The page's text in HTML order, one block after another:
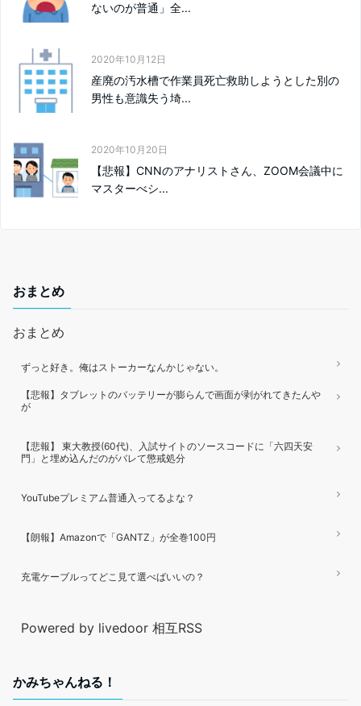
ないのが普通」全...
2020年10月12日
産廃の汚水槽で作業員死亡救助しようとした別の
男性も意識失う埼...
2020年10月20日
【悲報】CNNのアナリストさん、ZOOM会議中に
マスターべシ...
おまとめ
おまとめ
ずっと好き。俺はストーカーなんかじゃない。
【悲報】タブレットのバッテリーが膨らんで画面が剥がれてきたんや
が
【悲報】 東大教授(60代)、入試サイトのソースコードに「六四天安
門」と埋め込んだのがバレて懲戒処分
YouTubeプレミアム普通入ってるよな？
【朗報】Amazonで「GANTZ」が全巻100円
充電ケーブルってどこ見て選べばいいの？
Powered by livedoor 相互RSS
かみちゃんねる！